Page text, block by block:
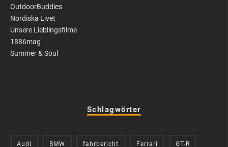
OutdoorBuddies
Nordiska Livet
Unsere Lieblingsfilme
1886mag
Summer & Soul
Schlagwörter
Audi BMW fahrbericht Ferrari GT-R